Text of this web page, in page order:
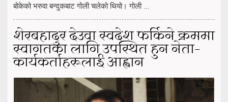
बोकेको भरुवा बन्दुकबाट गोली चलेको थियो। गोली ...
शेरबहादुर देउवा स्वदेश फर्किने क्रममा
स्वागतका लागि उपस्थित हुन नेता–
कार्यकर्ताहरूलाई आह्वान